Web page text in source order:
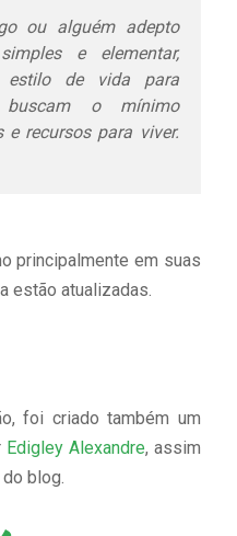
ou alguém adepto
e elementar,
estilo de vida para
buscam o mínimo
e recursos para viver.
principalmente em suas
estão atualizadas.
foi criado também um
Edigley Alexandre, assim
blog.